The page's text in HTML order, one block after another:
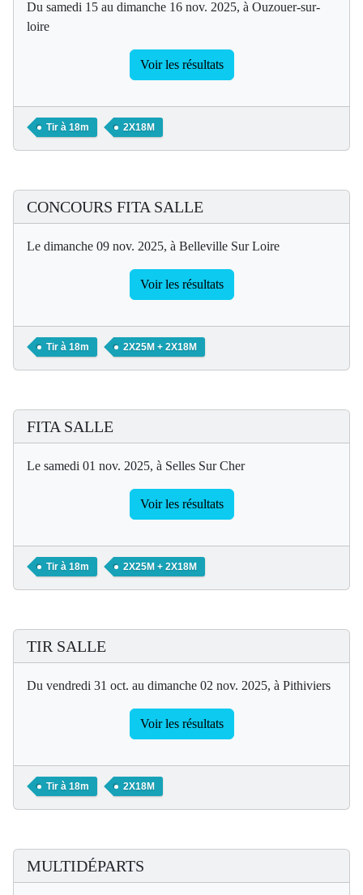
Du samedi 15 au dimanche 16 nov. 2025, à Ouzouer-sur-
loire
Voir les résultats
Tir à 18m 2X18M
CONCOURS FITA SALLE
Le dimanche 09 nov. 2025, à Belleville Sur Loire
Voir les résultats
Tir à 18m 2X25M + 2X18M
FITA SALLE
Le samedi 01 nov. 2025, à Selles Sur Cher
Voir les résultats
Tir à 18m 2X25M + 2X18M
TIR SALLE
Du vendredi 31 oct. au dimanche 02 nov. 2025, à Pithiviers
Voir les résultats
Tir à 18m 2X18M
MULTIDÉPARTS